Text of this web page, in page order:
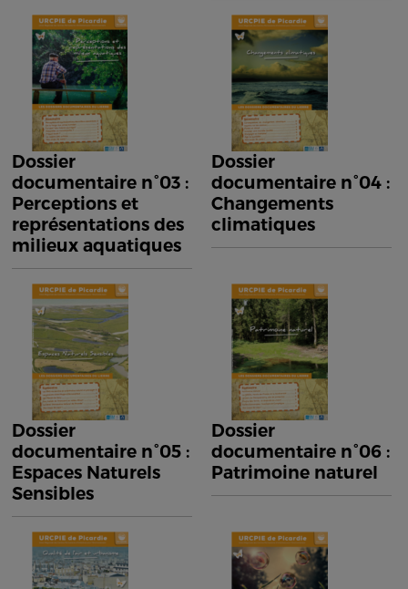
Dossier
documentaire n°03 :
Perceptions et
représentations des
milieux aquatiques
Dossier
documentaire n°04 :
Changements
climatiques
Dossier
documentaire n°05 :
Espaces Naturels
Sensibles
Dossier
documentaire n°06 :
Patrimoine naturel